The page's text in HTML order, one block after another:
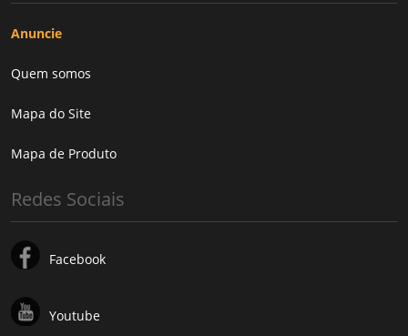
Anuncie
Quem somos
Mapa do Site
Mapa de Produto
Redes Sociais
Facebook
Youtube